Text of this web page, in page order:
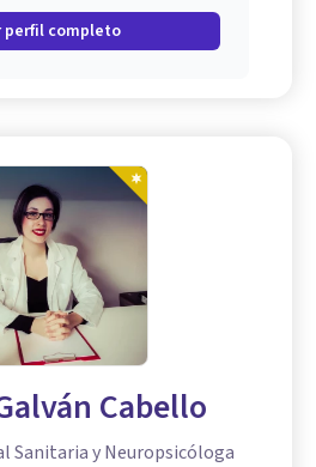
perfil completo
Cabello
Sanitaria y Neuropsicóloga